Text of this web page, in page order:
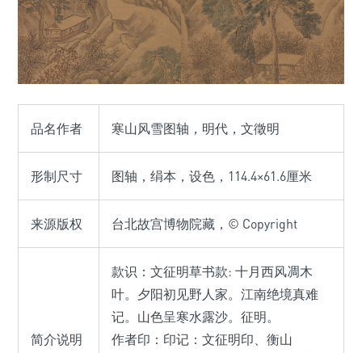
品名作者 寒山风雪图轴，明代，文徵明
形制尺寸 图轴，绢本，设色，114.4×61.6厘米
来源版权 台北故宫博物院藏，© Copyright
简介说明
款识：文征明草书款: 十月西风凋木
叶。夕阳初见野人家。江南绝境真难
记。山色呈寒水露沙。征明。
作者印：印记：文征明印、衡山